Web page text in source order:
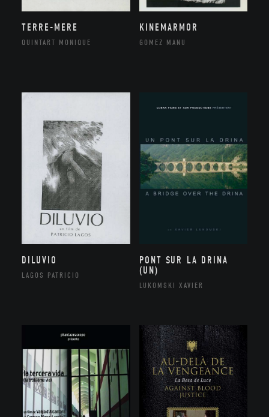
TERRE-MERE
QUINTART MONIQUE
KINEMARMOR
GOMEZ MANU
DILUVIO
LAGOS PATRICIO
PONT SUR LA DRINA
(UN)
LUKOMSKI XAVIER